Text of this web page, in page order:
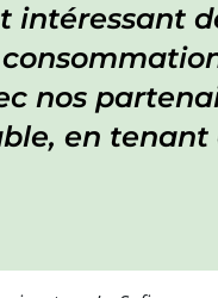
intéressant
nos
en